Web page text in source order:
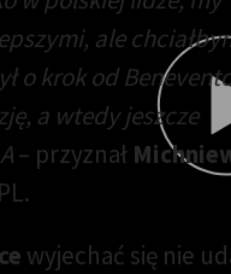
ale
o krok od
a wtedy jeszcze
– przyznał
wyjechać się nie